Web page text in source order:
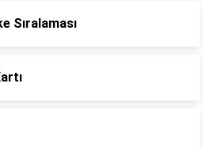
Sıralaması